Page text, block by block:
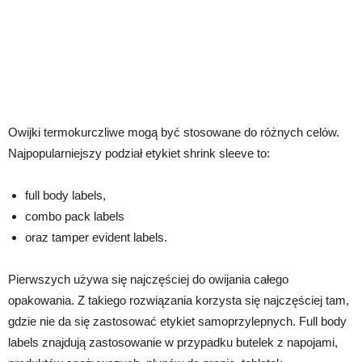
Owijki termokurczliwe mogą być stosowane do różnych celów.
Najpopularniejszy podział etykiet shrink sleeve to:
full body labels,
combo pack labels
oraz tamper evident labels.
Pierwszych używa się najczęściej do owijania całego
opakowania. Z takiego rozwiązania korzysta się najczęściej tam,
gdzie nie da się zastosować etykiet samoprzylepnych. Full body
labels znajdują zastosowanie w przypadku butelek z napojami,